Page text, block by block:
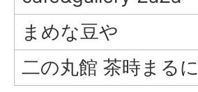
まめな豆や
二の丸館 茶時まるに